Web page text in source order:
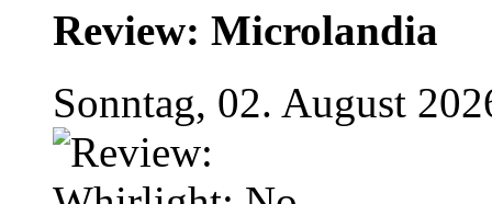
Review: Microlandia
Sonntag, 02. August